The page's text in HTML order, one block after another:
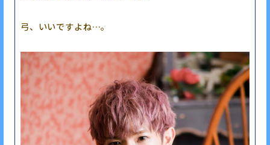
弓、いいですよね…。